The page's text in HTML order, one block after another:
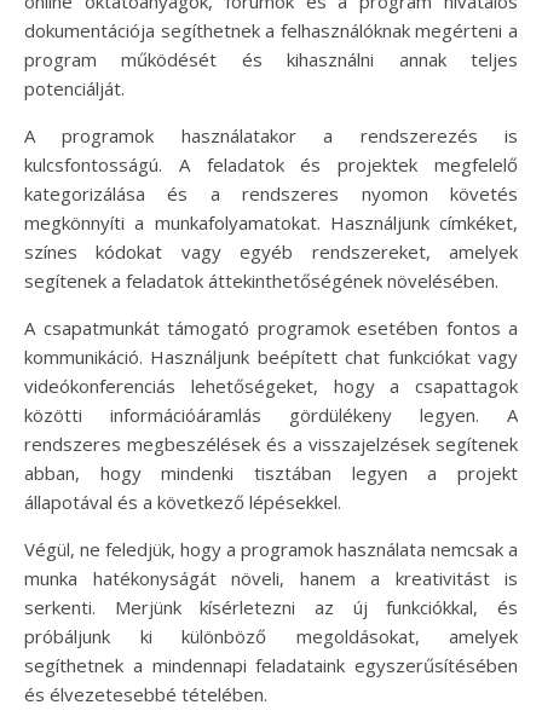
dokumentációja segíthetnek a felhasználóknak megérteni a
program működését és kihasználni annak teljes
potenciálját.
A programok használatakor a rendszerezés is
kulcsfontosságú. A feladatok és projektek megfelelő
kategorizálása és a rendszeres nyomon követés
megkönnyíti a munkafolyamatokat. Használjunk címkéket,
színes kódokat vagy egyéb rendszereket, amelyek
segítenek a feladatok áttekinthetőségének növelésében.
A csapatmunkát támogató programok esetében fontos a
kommunikáció. Használjunk beépített chat funkciókat vagy
videókonferenciás lehetőségeket, hogy a csapattagok
közötti információáramlás gördülékeny legyen. A
rendszeres megbeszélések és a visszajelzések segítenek
abban, hogy mindenki tisztában legyen a projekt
állapotával és a következő lépésekkel.
Végül, ne feledjük, hogy a programok használata nemcsak a
munka hatékonyságát növeli, hanem a kreativitást is
serkenti. Merjünk kísérletezni az új funkciókkal, és
próbáljunk ki különböző megoldásokat, amelyek
segíthetnek a mindennapi feladataink egyszerűsítésében
és élvezetesebbé tételében.